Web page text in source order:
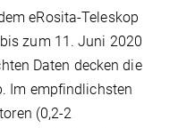
eRosita-Teleskop
zum 11. Juni 2020
Daten decken die
Im empfindlichsten
(0,2-2